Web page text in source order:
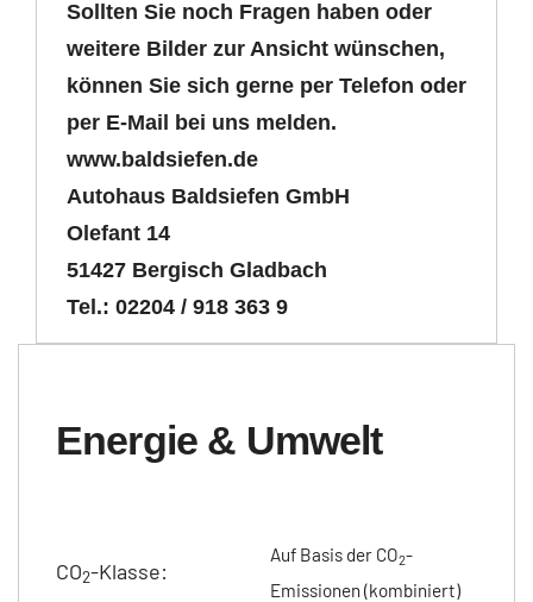
Sollten Sie noch Fragen haben oder
weitere Bilder zur Ansicht wünschen,
können Sie sich gerne per Telefon oder
per E-Mail bei uns melden.
www.baldsiefen.de
Autohaus Baldsiefen GmbH
Olefant 14
51427 Bergisch Gladbach
Tel.: 02204 / 918 363 9
Energie & Umwelt
CO2-Klasse:
Auf Basis der CO2-
Emissionen (kombiniert)